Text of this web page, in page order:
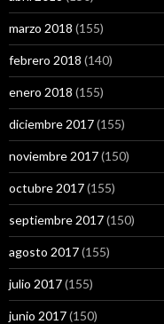
marzo 2018 (155)
febrero 2018 (140)
enero 2018 (155)
diciembre 2017(155)
noviembre 2017(150)
octubre 2017(155)
septiembre 2017(150)
agosto 2017(155)
julio 2017(155)
junio 2017(150)